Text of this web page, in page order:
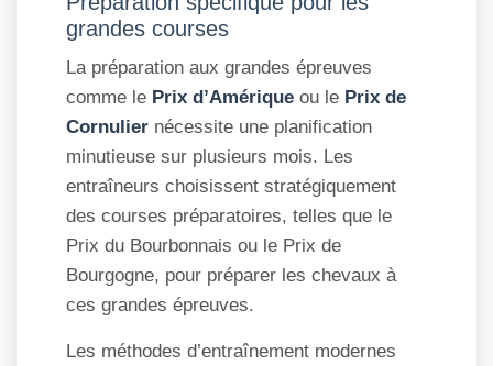
grandes courses
La préparation aux grandes épreuves
comme le Prix d’Amérique ou le Prix de
Cornulier nécessite une planification
minutieuse sur plusieurs mois. Les
entraîneurs choisissent stratégiquement
des courses préparatoires, telles que le
Prix du Bourbonnais ou le Prix de
Bourgogne, pour préparer les chevaux à
ces grandes épreuves.
Les méthodes d’entraînement modernes